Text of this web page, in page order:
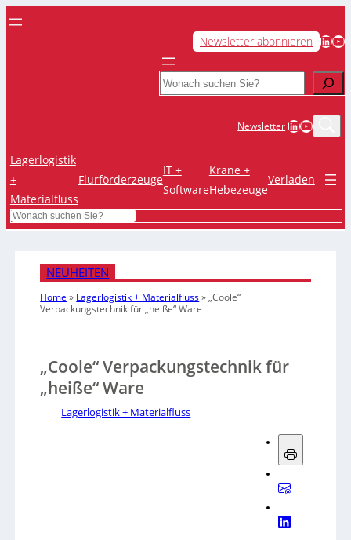
Newsletter abonnieren LinkedIn YouTube
Search
NewsletterLinkedIn
Lagerlogistik
+
Materialfluss
Flurförderzeuge
IT +
Software
Krane +
Hebezeuge
Verladen
Search
NEUHEITEN
Home » Lagerlogistik + Materialfluss»„Coole“
Verpackungstechnik für „heiße“ Ware
„Coole“ Verpackungstechnik für
„heiße“ Ware
Lagerlogistik + Materialfluss